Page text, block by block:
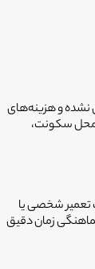
نشده و هزینه‌های
و تایید محل سکونت،
تعمیر شخصی یا
زمان دقیق